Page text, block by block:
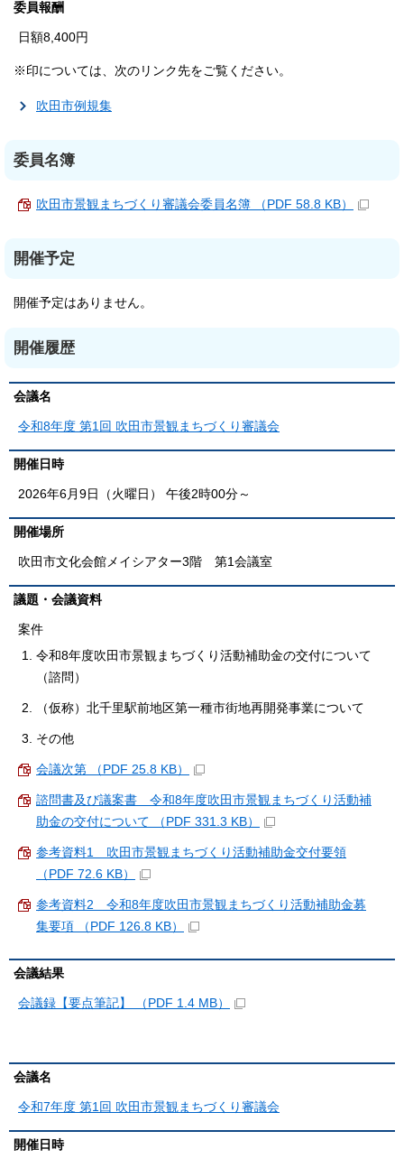
委員報酬
日額8,400円
※印については、次のリンク先をご覧ください。
吹田市例規集
委員名簿
吹田市景観まちづくり審議会委員名簿 （PDF 58.8 KB）
開催予定
開催予定はありません。
開催履歴
会議名
令和8年度 第1回 吹田市景観まちづくり審議会
開催日時
2026年6月9日（火曜日） 午後2時00分～
開催場所
吹田市文化会館メイシアター3階 第1会議室
議題・会議資料
案件
令和8年度吹田市景観まちづくり活動補助金の交付について
（諮問）
（仮称）北千里駅前地区第一種市街地再開発事業について
その他
会議次第 （PDF 25.8 KB）
諮問書及び議案書 令和8年度吹田市景観まちづくり活動補
助金の交付について （PDF 331.3 KB）
参考資料1 吹田市景観まちづくり活動補助金交付要領
（PDF 72.6 KB）
参考資料2 令和8年度吹田市景観まちづくり活動補助金募
集要項 （PDF 126.8 KB）
会議結果
会議録【要点筆記】 （PDF 1.4 MB）
会議名
令和7年度 第1回 吹田市景観まちづくり審議会
開催日時